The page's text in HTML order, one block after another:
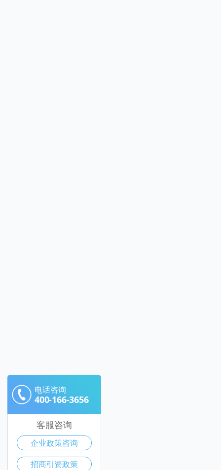
电话咨询
400-166-3656
客服咨询
企业政策咨询
招商引资政策